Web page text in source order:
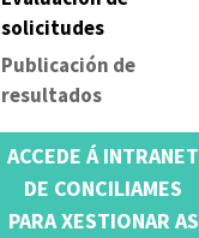
solicitudes
Publicación de
resultados
ACCEDE Á INTRANET
DE CONCILIAMES
PARA XESTIONAR AS